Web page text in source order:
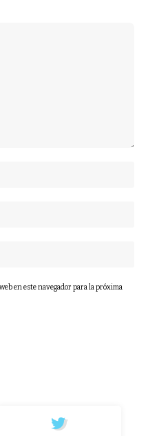
en este navegador para la próxima